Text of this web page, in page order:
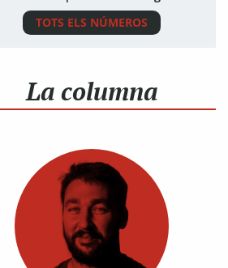
TOTS ELS NÚMEROS
La columna